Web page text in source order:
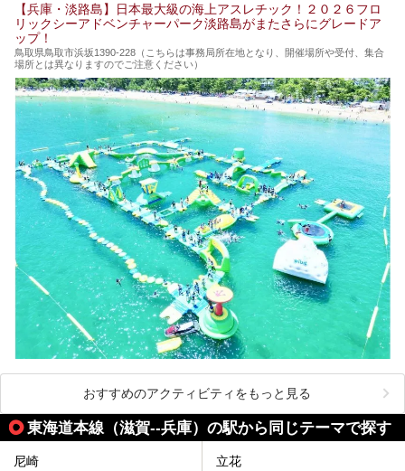
【兵庫・淡路島】日本最大級の海上アスレチック！２０２６フロ
リックシーアドベンチャーパーク淡路島がまたさらにグレードア
ップ！
鳥取県鳥取市浜坂1390‐228（こちらは事務局所在地となり、開催場所や受付、集合
場所とは異なりますのでご注意ください）
おすすめのアクティビティをもっと見る
東海道本線（滋賀--兵庫）の駅から同じテーマで探す
尼崎 立花